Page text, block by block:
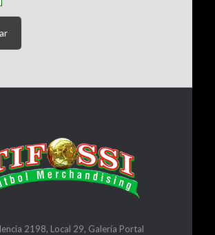
2198, Local 29, Galería Portal